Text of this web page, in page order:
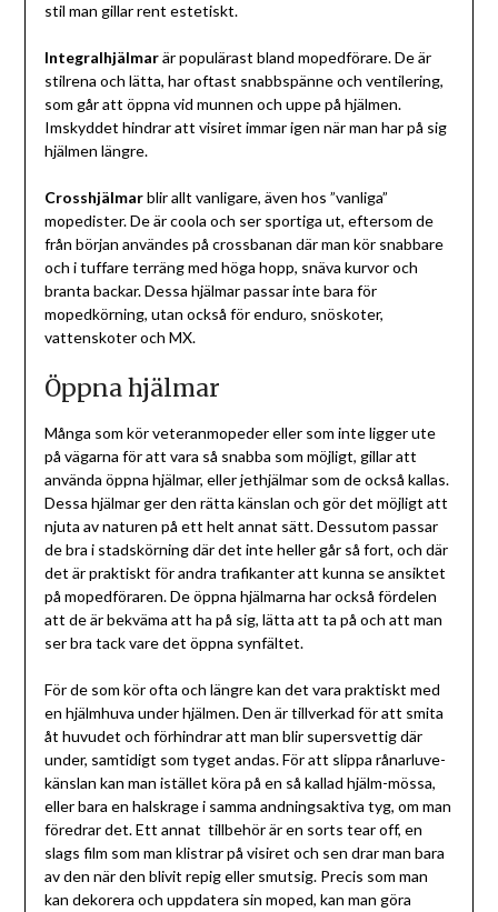
stil man gillar rent estetiskt.
Integralhjälmarär populärast bland mopedförare. De är
stilrena och lätta, har oftast snabbspänne och ventilering,
som går att öppna vid munnen och uppe på hjälmen.
Imskyddet hindrar att visiret immar igen när man har på sig
hjälmen längre.
Crosshjälmarblir allt vanligare, även hos ”vanliga”
mopedister. De är coola och ser sportiga ut, eftersom de
från början användes på crossbanan där man kör snabbare
och i tuffare terräng med höga hopp, snäva kurvor och
branta backar. Dessa hjälmar passar inte bara för
mopedkörning, utan också för enduro, snöskoter,
vattenskoter och MX.
Öppna hjälmar
Många som kör veteranmopeder eller som inte ligger ute
på vägarna för att vara så snabba som möjligt, gillar att
använda öppna hjälmar, eller jethjälmar som de också kallas.
Dessa hjälmar ger den rätta känslan och gör det möjligt att
njuta av naturen på ett helt annat sätt. Dessutom passar
de bra i stadskörning där det inte heller går så fort, och där
det är praktiskt för andra trafikanter att kunna se ansiktet
på mopedföraren. De öppna hjälmarna har också fördelen
att de är bekväma att ha på sig, lätta att ta på och att man
ser bra tack vare det öppna synfältet.
För de som kör ofta och längre kan det vara praktiskt med
en hjälmhuva under hjälmen. Den är tillverkad för att smita
åt huvudet och förhindrar att man blir supersvettig där
under, samtidigt som tyget andas. För att slippa rånarluve-
känslan kan man istället köra på en så kallad hjälm-mössa,
eller bara en halskrage i samma andningsaktiva tyg, om man
föredrar det. Ett annat tillbehör är en sorts tear off, en
slags film som man klistrar på visiret och sen drar man bara
av den när den blivit repig eller smutsig. Precis som man
kan dekorera och uppdatera sin moped, kan man göra